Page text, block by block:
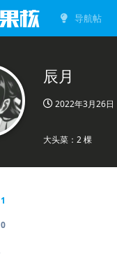
导航帖
辰月
2022年3月26日
大头菜：2 棵
1
0